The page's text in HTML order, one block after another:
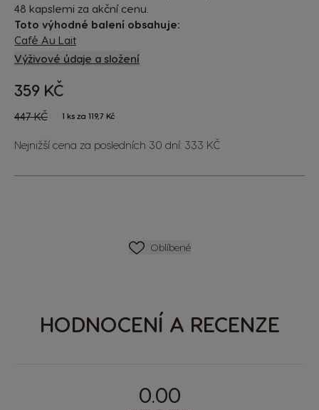
48 kapslemi za akční cenu.
Toto výhodné balení obsahuje:
Café Au Lait
Výživové údaje a složení
The price depends on the chosen options
Regular Price
447 KČ
359 KČ
1 ks za 119,7 Kč
Nejnižší cena za posledních 30 dní: 333 KČ
SEZNAM PŘÁNÍ
Oblíbené
HODNOCENÍ A RECENZE
0.00